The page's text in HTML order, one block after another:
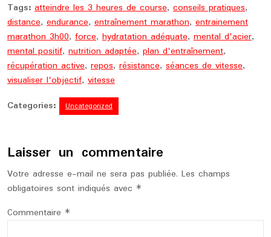
Tags: atteindre les 3 heures de course, conseils pratiques,
distance, endurance, entraînement marathon, entrainement
marathon 3h00, force, hydratation adéquate, mental d'acier,
mental positif, nutrition adaptée, plan d'entraînement,
récupération active, repos, résistance, séances de vitesse,
visualiser l'objectif, vitesse
Categories:
Uncategorized
Laisser un commentaire
Votre adresse e-mail ne sera pas publiée. Les champs
obligatoires sont indiqués avec *
Commentaire *